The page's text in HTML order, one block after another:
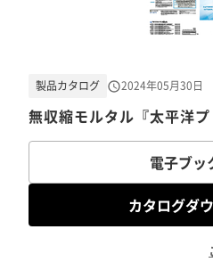
無収縮モルタル『太平洋プ
製品カタログ 2024年05月30日
電子ブッ
カタログダ